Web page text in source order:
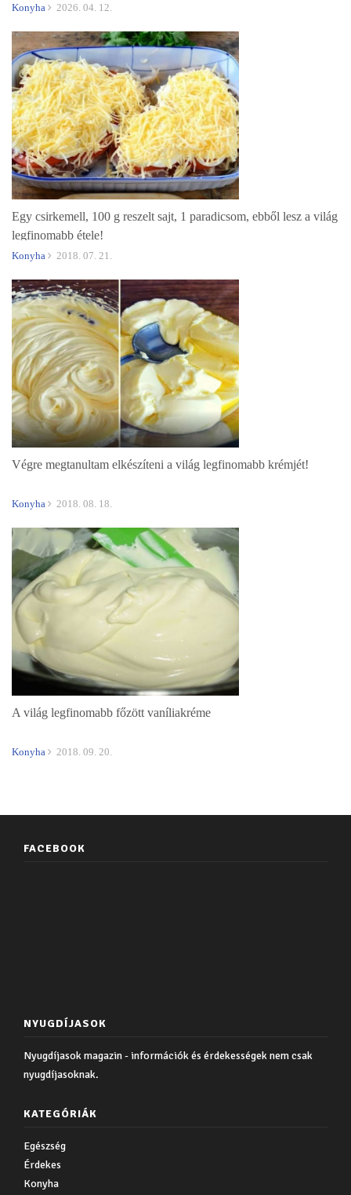
Konyha 2026. 04. 12.
Egy csirkemell, 100 g reszelt sajt, 1 paradicsom, ebből lesz a világ
legfinomabb étele!
Konyha 2018. 07. 21.
Végre megtanultam elkészíteni a világ legfinomabb krémjét!
Konyha 2018. 08. 18.
A világ legfinomabb főzött vaníliakréme
Konyha 2018. 09. 20.
FACEBOOK
NYUGDÍJASOK
Nyugdíjasok magazin - információk és érdekességek nem csak
nyugdíjasoknak.
KATEGÓRIÁK
Egészség
Érdekes
Konyha